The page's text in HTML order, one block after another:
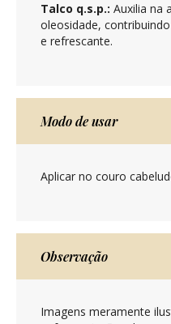
Talco q.s.p.: Auxilia na
oleosidade,
e refrescante.
Modo de usar
Aplicar no couro
Observação
Imagens meramente